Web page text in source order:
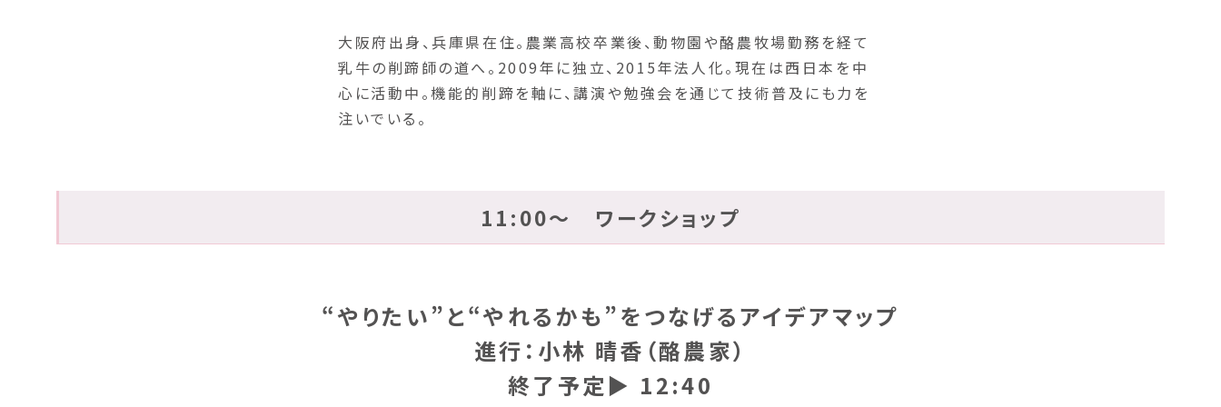
大阪府出身、兵庫県在住。農業高校卒業後、動物園や酪農牧場勤務を経て
乳牛の削蹄師の道へ。2009年に独立、2015年法人化。現在は西日本を中
心に活動中。機能的削蹄を軸に、講演や勉強会を通じて技術普及にも力を
注いでいる。
11:00～ ワークショップ
“やりたい”と“やれるかも”をつなげるアイデアマップ
進行：小林 晴香（酪農家）
終了予定▶ 12:40